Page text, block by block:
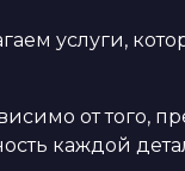
услуги,
от того,
каждой